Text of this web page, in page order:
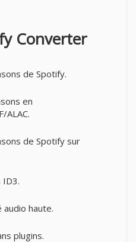
Converter
de Spotify.
en
ALAC.
de Spotify sur
ID3.
haute.
plugins.